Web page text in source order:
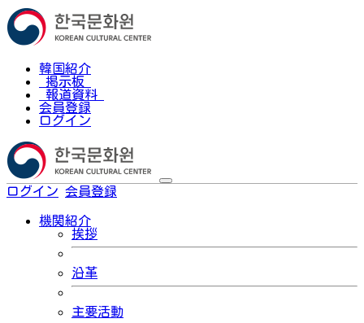
韓国紹介
掲示板
報道資料
会員登録
ログイン
ログイン 会員登録
機関紹介
挨拶
沿革
主要活動